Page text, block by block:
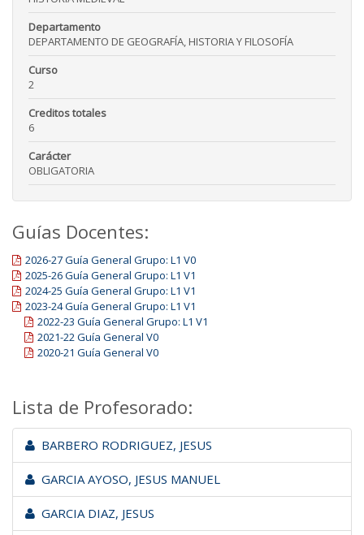
Departamento
DEPARTAMENTO DE GEOGRAFÍA, HISTORIA Y FILOSOFÍA
Curso
2
Creditos totales
6
Carácter
OBLIGATORIA
Guías Docentes:
2026-27 Guía General Grupo: L1 V0
2025-26 Guía General Grupo: L1 V1
2024-25 Guía General Grupo: L1 V1
2023-24 Guía General Grupo: L1 V1
2022-23 Guía General Grupo: L1 V1
2021-22 Guía General V0
2020-21 Guía General V0
Lista de Profesorado:
BARBERO RODRIGUEZ, JESUS
GARCIA AYOSO, JESUS MANUEL
GARCIA DIAZ, JESUS